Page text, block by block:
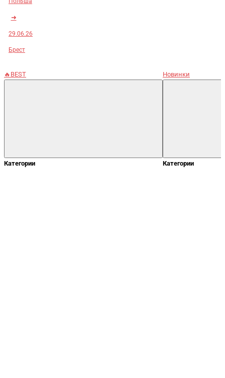
➜
29.06.26
Брест
🔥BEST
Категории
Новинки
Категории